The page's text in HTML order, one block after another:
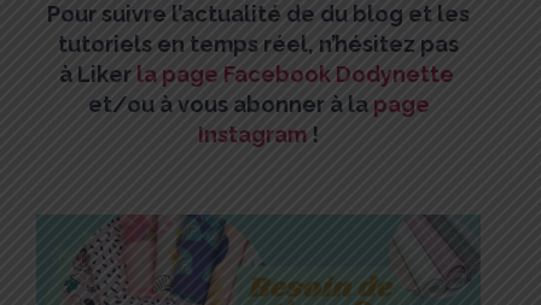
Pour suivre l’actualité de du blog et les
tutoriels en temps réel, n’hésitez pas
àLiker la page Facebook Dodynette
et/ou à vous abonner à lapage
Instagram !